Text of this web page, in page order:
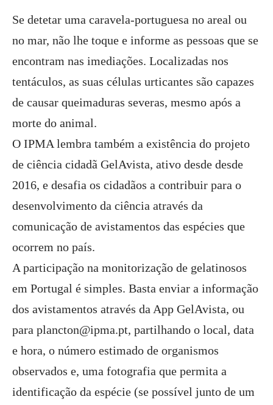
Se detetar uma caravela-portuguesa no areal ou
no mar, não lhe toque e informe as pessoas que se
encontram nas imediações. Localizadas nos
tentáculos, as suas células urticantes são capazes
de causar queimaduras severas, mesmo após a
morte do animal.
O IPMA lembra também a existência do projeto
de ciência cidadã GelAvista, ativo desde desde
2016, e desafia os cidadãos a contribuir para o
desenvolvimento da ciência através da
comunicação de avistamentos das espécies que
ocorrem no país.
A participação na monitorização de gelatinosos
em Portugal é simples. Basta enviar a informação
dos avistamentos através da App GelAvista, ou
para plancton@ipma.pt, partilhando o local, data
e hora, o número estimado de organismos
observados e, uma fotografia que permita a
identificação da espécie (se possível junto de um